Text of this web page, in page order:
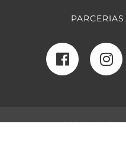
PARCERIAS
COPYRIGHT